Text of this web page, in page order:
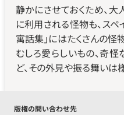
静かにさせておくため、
に利用される怪物も、スペ
寓話集」にはたくさんの怪
むしろ愛らしいもの、奇
ど、その外見や振る舞いは
版権の問い合わせ先